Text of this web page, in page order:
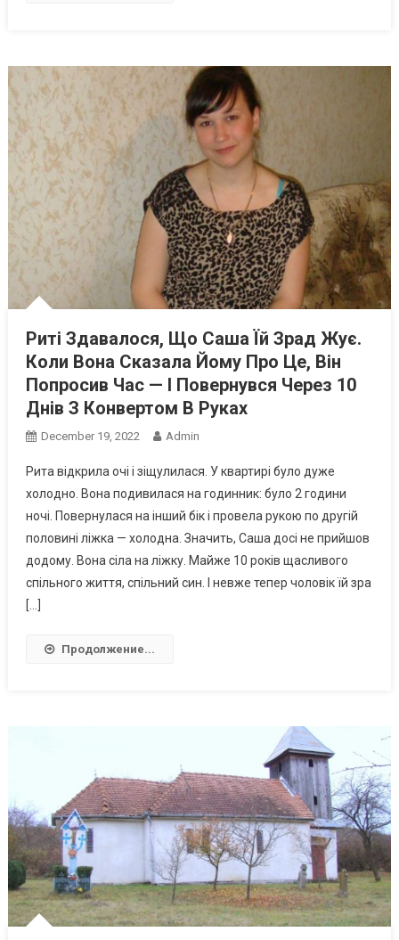
Риті Здавалося, Що Саша Їй Зрад Жує.
Коли Вона Сказала Йому Про Це, Він
Попросив Час — І Повернувся Через 10
Днів З Конвертом В Руках
December 19, 2022 Admin
Рита відкрила очі і зіщулилася. У квартирі було дуже
холодно. Вона подивилася на годинник: було 2 години
ночі. Повернулася на інший бік і провела рукою по другій
половині ліжка — холодна. Значить, Саша досі не прийшов
додому. Вона сіла на ліжку. Майже 10 років щасливого
спільного життя, спільний син. І невже тепер чоловік їй зра
[…]
Продолжение...